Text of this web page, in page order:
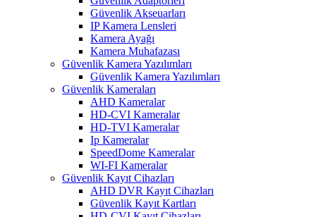
Güvenlik Akseuarları
IP Kamera Lensleri
Kamera Ayağı
Kamera Muhafazası
Güvenlik Kamera Yazılımları
Güvenlik Kamera Yazılımları
Güvenlik Kameraları
AHD Kameralar
HD-CVI Kameralar
HD-TVI Kameralar
Ip Kameralar
SpeedDome Kameralar
WI-FI Kameralar
Güvenlik Kayıt Cihazları
AHD DVR Kayıt Cihazları
Güvenlik Kayıt Kartları